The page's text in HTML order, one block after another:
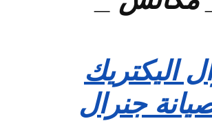
اليكتريك
جنرال